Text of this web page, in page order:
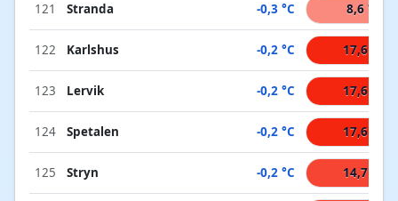
121 Stranda -0,3 °C 8,6 °C
122 Karlshus -0,2 °C 17,6 °C
123 Lervik -0,2 °C 17,6 °C
124 Spetalen -0,2 °C 17,6 °C
125 Stryn -0,2 °C 14,7 °C